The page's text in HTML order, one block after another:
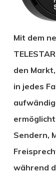
Mit dem
den
in jedes
Sendern,
während